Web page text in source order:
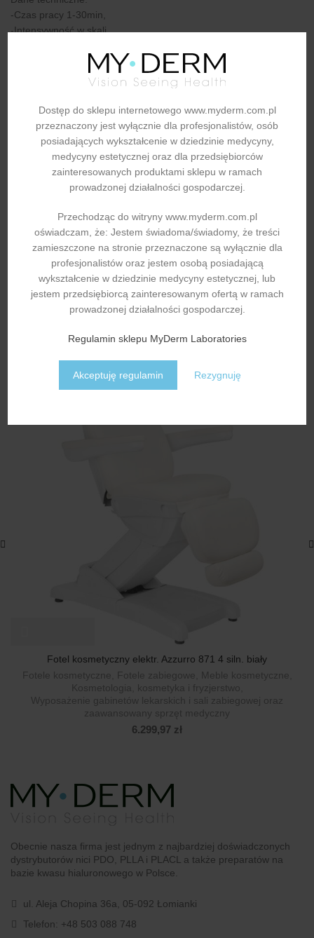
Dostęp do sklepu internetowego www.myderm.com.pl
przeznaczony jest wyłącznie dla profesjonalistów, osób
posiadających wykształcenie w dziedzinie medycyny,
medycyny estetycznej oraz dla przedsiębiorców
zainteresowanych produktami sklepu w ramach
prowadzonej działalności gospodarczej.
Przechodząc do witryny www.myderm.com.pl
oświadczam, że: Jestem świadoma/świadomy, że treści
zamieszczone na stronie przeznaczone są wyłącznie dla
profesjonalistów oraz jestem osobą posiadającą
wykształcenie w dziedzinie medycyny estetycznej, lub
jestem przedsiębiorcą zainteresowanym ofertą w ramach
prowadzonej działalności gospodarczej.
Regulamin sklepu MyDerm Laboratories
Akceptuję regulamin Rezygnuję
-Czas pracy 1-30min,
-Intensywność w skali
-Moc RF: do 3W/cm2,
-Średnica głowicy: 3cm,
-Zasilanie: 220V,
-Wymiary urządzenia: 26x18x8cm,
-Wymiary
opakowania: 31x20x10cm,
-Waga: 1,3kg,
-Pobór mocy: 15W,
INFORMACJE DODATKOWE
PODOBNE PRODUKTY
Fotel kosmetyczny elektr. Azzurro 871 4 siln. biały
Fotele kosmetyczne
Fotele zabiegowe Meble kosmetyczne
Kosmetologia, kosmetyka i fryzjerstwo
Wyposażenie gabinetów lekarskich i sali zabiegowej oraz
zaawansowany sprzęt medyczny
6.299,97 zł
Obecnie nasza firma jest jednym z najbardziej doświadczonych
dystrybutorów nici PDO, PLLA i PLACL a także preparatów na
bazie kwasu hialuronowego w Polsce.
ul. Aleja Chopina 36a, 05-092 Łomianki
Telefon: +48 503 088 748